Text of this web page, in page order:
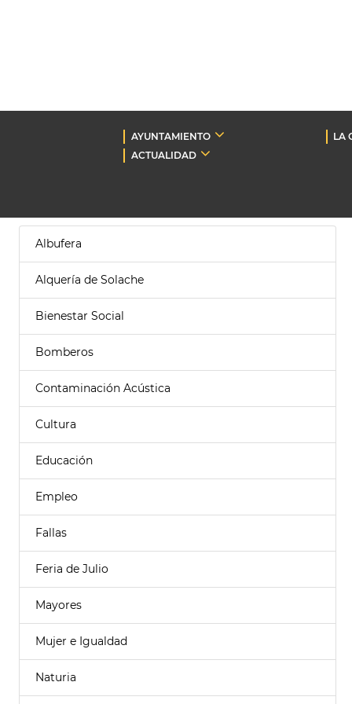
AYUNTAMIENTO
LA
ACTUALIDAD
Albufera
Alquería de Solache
Bienestar Social
Bomberos
Contaminación Acústica
Cultura
Educación
Empleo
Fallas
Feria de Julio
Mayores
Mujer e Igualdad
Naturia